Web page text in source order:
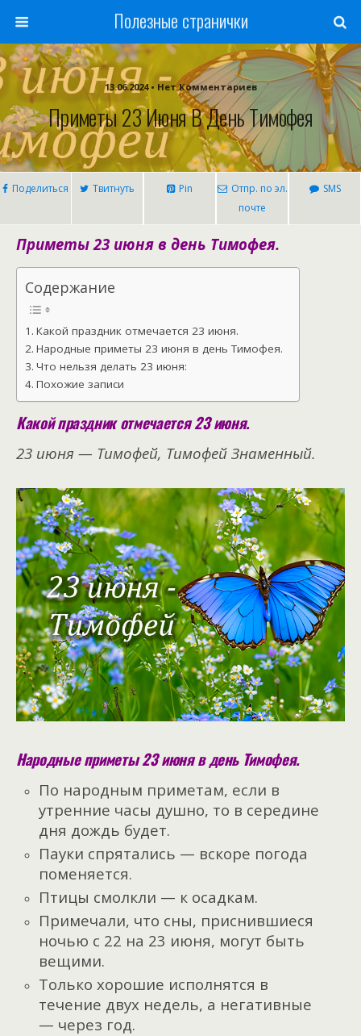
Полезные странички
13.06.2024 • Нет Комментариев
Приметы 23 Июня В День Тимофея
Поделиться Твитнуть Pin
Отпр. по эл.
почте
SMS
Приметы 23 июня в день Тимофея.
Содержание
Какой праздник отмечается 23 июня.
Народные приметы 23 июня в день Тимофея.
Что нельзя делать 23 июня:
Похожие записи
Какой праздник отмечается 23 июня.
23 июня — Тимофей, Тимофей Знаменный.
Народные приметы 23 июня в день Тимофея.
По народным приметам, если в
утренние часы душно, то в середине
дня дождь будет.
Пауки спрятались — вскоре погода
поменяется.
Птицы смолкли — к осадкам.
Примечали, что сны, приснившиеся
ночью с 22 на 23 июня, могут быть
вещими.
Только хорошие исполнятся в
течение двух недель, а негативные
— через год.